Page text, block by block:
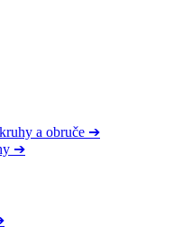
a obruče ➔
➔